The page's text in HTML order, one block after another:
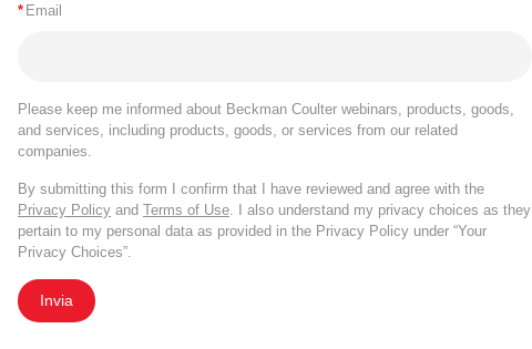
* Email
Please keep me informed about Beckman Coulter webinars, products, goods,
and services, including products, goods, or services from our related
companies.
By submitting this form I confirm that I have reviewed and agree with the
Privacy Policy and Terms of Use . I also understand my privacy choices as they
pertain to my personal data as provided in the Privacy Policy under “Your
Privacy Choices”.
Invia